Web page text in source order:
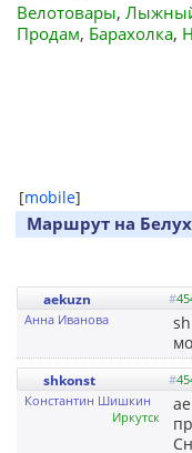
Велотовары,
Продам, Барахолка,
[mobile]
Маршрут на
aekuzn #
Анна Иванова
shkonst #
Константин Шишкин
Иркутск